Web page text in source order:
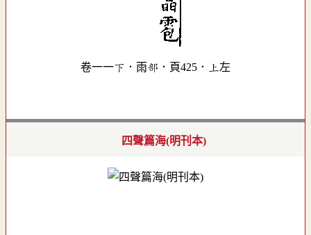
卷一一下．雨部．頁425．上左
四聲篇海(明刊本)